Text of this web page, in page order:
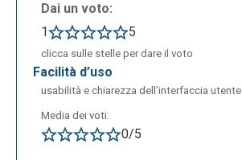
Dai un voto:
1
5
clicca sulle stelle per dare il voto
facilità d’uso
usabilità e chiarezza dell’interfaccia utente
Media dei voti:
0/5